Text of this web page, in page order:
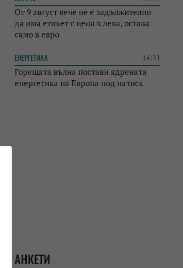
От 9 август вече не е задължително
да има етикет с цена в лева, остава
само в евро
ЕНЕРГЕТИКА 14:21
Горещата вълна постави ядрената
енергетика на Европа под натиск
АНКЕТИ